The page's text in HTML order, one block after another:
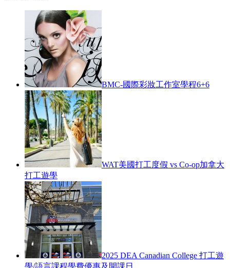
BMC-國際彩妝工作室學程6+6
WAT美國打工度假 vs Co-op加拿大
打工遊學
2025 DEA Canadian College 打工遊